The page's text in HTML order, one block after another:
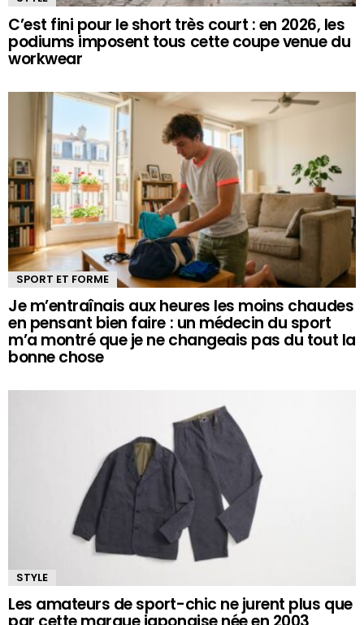
C’est fini pour le short très court : en 2026, les
podiums imposent tous cette coupe venue du
workwear
SPORT ET FORME
Je m’entraînais aux heures les moins chaudes
en pensant bien faire : un médecin du sport
m’a montré que je ne changeais pas du tout la
bonne chose
STYLE
Les amateurs de sport-chic ne jurent plus que